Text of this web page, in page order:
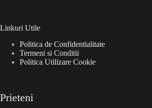
Linkuri Utile
Politica de Confidentialitate
Termeni si Conditii
Politica Utilizare Cookie
Prieteni